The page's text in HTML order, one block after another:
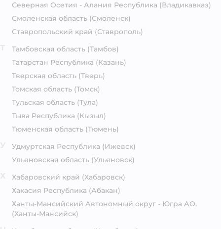
Северная Осетия - Алания Республика (Владикавказ)
Смоленская область (Смоленск)
Ставропольский край (Ставрополь)
Тамбовская область (Тамбов)
Татарстан Республика (Казань)
Тверская область (Тверь)
Томская область (Томск)
Тульская область (Тула)
Тыва Республика (Кызыл)
Тюменская область (Тюмень)
Удмуртская Республика (Ижевск)
Ульяновская область (Ульяновск)
Хабаровский край (Хабаровск)
Хакасия Республика (Абакан)
Ханты-Мансийский Автономный округ - Югра АО.
(Ханты-Мансийск)